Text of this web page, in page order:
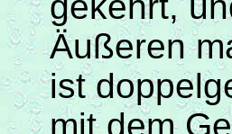
Äußeren
ist
mit dem